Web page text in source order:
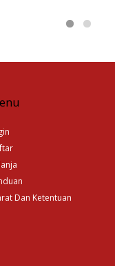
Dan Ketentuan